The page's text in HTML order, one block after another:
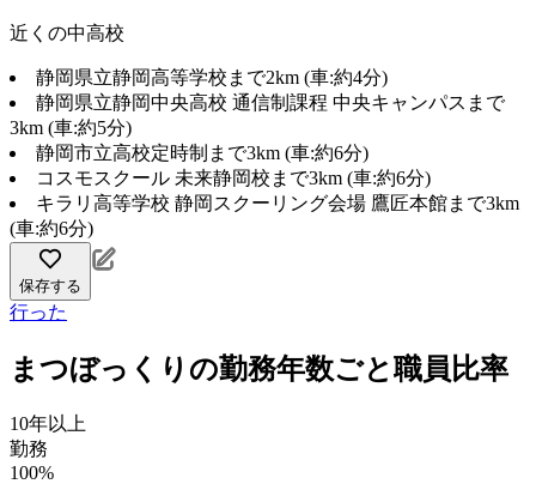
近くの中高校
静岡県立静岡高等学校まで2km (車:約4分)
静岡県立静岡中央高校 通信制課程 中央キャンパスまで
3km (車:約5分)
静岡市立高校定時制まで3km (車:約6分)
コスモスクール 未来静岡校まで3km (車:約6分)
キラリ高等学校 静岡スクーリング会場 鷹匠本館まで3km
(車:約6分)
保存する
行った
まつぼっくりの勤務年数ごと職員比率
10年以上
勤務
100%